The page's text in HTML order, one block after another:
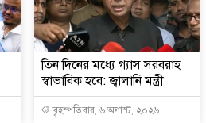
তিন দিনের মধ্যে গ্যাস সরবরাহ
স্বাভাবিক হবে: জ্বালানি মন্ত্রী
বৃহস্পতিবার, ৬ অগাস্ট, ২০২৬